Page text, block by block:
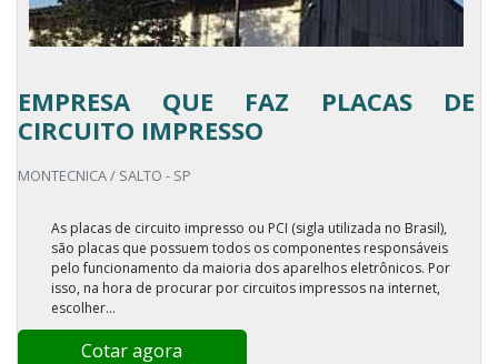
EMPRESA QUE FAZ PLACAS DE
CIRCUITO IMPRESSO
MONTECNICA / SALTO - SP
As placas de circuito impresso ou PCI (sigla utilizada no Brasil),
são placas que possuem todos os componentes responsáveis
pelo funcionamento da maioria dos aparelhos eletrônicos. Por
isso, na hora de procurar por circuitos impressos na internet,
escolher...
Cotar agora